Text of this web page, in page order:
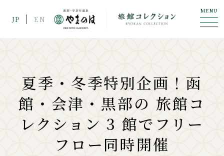
JP EN
MENU
夏季・冬季特別企画！函
館・会津・黒部の 旅館コ
レクション 3 館でフリー
フロー同時開催